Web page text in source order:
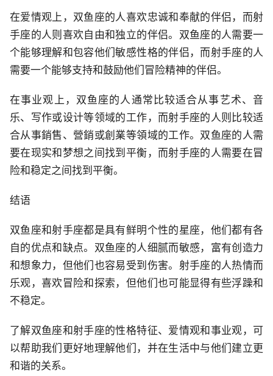
在爱情观上，双鱼座的人喜欢忠诚和奉献的伴侣，而射
手座的人则喜欢自由和独立的伴侣。双鱼座的人需要一
个能够理解和包容他们敏感性格的伴侣，而射手座的人
需要一个能够支持和鼓励他们冒险精神的伴侣。
在事业观上，双鱼座的人通常比较适合从事艺术、音
乐、写作或设计等领域的工作，而射手座的人则比较适
合从事銷售、營銷或創業等領域的工作。双鱼座的人需
要在现实和梦想之间找到平衡，而射手座的人需要在冒
险和稳定之间找到平衡。
结语
双鱼座和射手座都是具有鲜明个性的星座，他们都有各
自的优点和缺点。双鱼座的人细腻而敏感，富有创造力
和想象力，但他们也容易受到伤害。射手座的人热情而
乐观，喜欢冒险和探索，但他们也可能显得有些浮躁和
不稳定。
了解双鱼座和射手座的性格特征、爱情观和事业观，可
以帮助我们更好地理解他们，并在生活中与他们建立更
和谐的关系。